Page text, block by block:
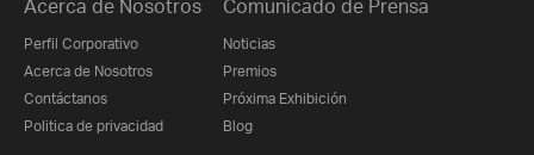
Acerca de Nosotros
Perfil Corporativo
Acerca de Nosotros
Contáctanos
Politica de privacidad
Comunicado de Prensa
Noticias
Premios
Próxima Exhibición
Blog